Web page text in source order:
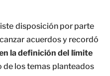
disposición por parte
acuerdos y recordó
la definición del límite
de los temas planteados